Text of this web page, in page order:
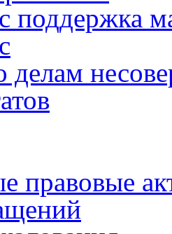
поддержка
делам
правовые